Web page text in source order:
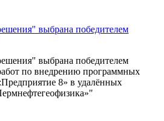
выбрана победителем
выбрана победителем
по внедрению программных
8» в удалённых